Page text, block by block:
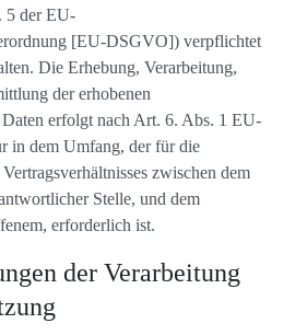
5 der EU-
[EU-DSGVO]) verpflichtet
Die Erhebung, Verarbeitung,
der erhobenen
Daten erfolgt nach Art. 6. Abs. 1 EU-
in dem Umfang, der für die
zwischen dem
Stelle, und dem
erforderlich ist.
der Verarbeitung